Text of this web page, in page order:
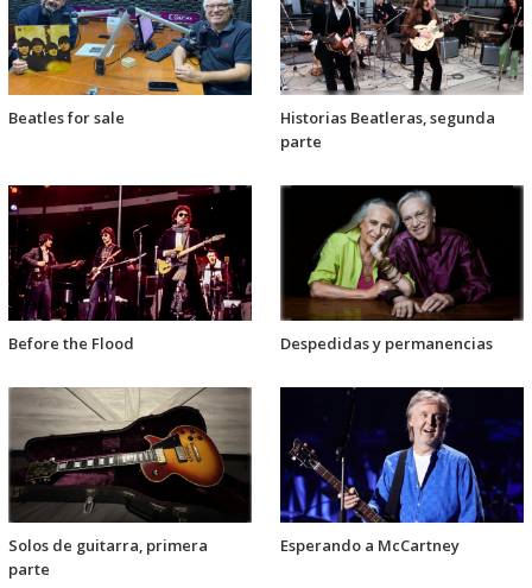
Beatles for sale
Historias Beatleras, segunda
parte
Before the Flood Despedidas y permanencias
Solos de guitarra, primera
parte
Esperando a McCartney